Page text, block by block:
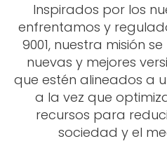
Inspirados por los
enfrentamos y
9001, nuestra misión
nuevas y mejores
que estén alineados a
a la vez que
recursos para
sociedad y el